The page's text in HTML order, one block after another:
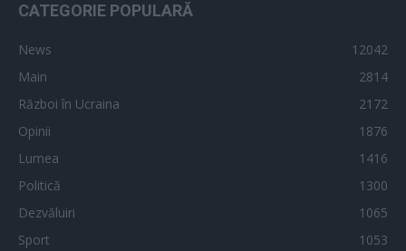
CATEGORIE POPULARĂ
News
12042
Main
2814
Război în Ucraina
2172
Opinii
1876
Lumea
1416
Politică
1300
Dezvăluiri
1065
Sport
1053